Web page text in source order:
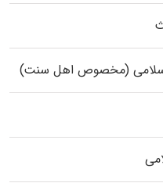
اسلامی (مخصوص اهل سنت)